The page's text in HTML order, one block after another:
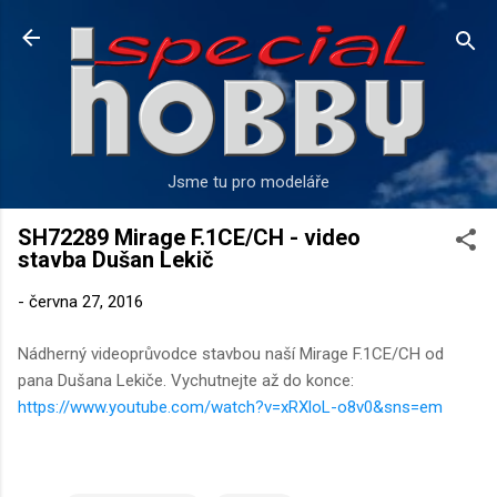
Přeskočit na hlavní obsah
Jsme tu pro modeláře
SH72289 Mirage F.1CE/CH - video
stavba Dušan Lekič
- června 27, 2016
Nádherný videoprůvodce stavbou naší Mirage F.1CE/CH od
pana Dušana Lekiče. Vychutnejte až do konce:
https://www.youtube.com/watch?v=xRXloL-o8v0&sns=em